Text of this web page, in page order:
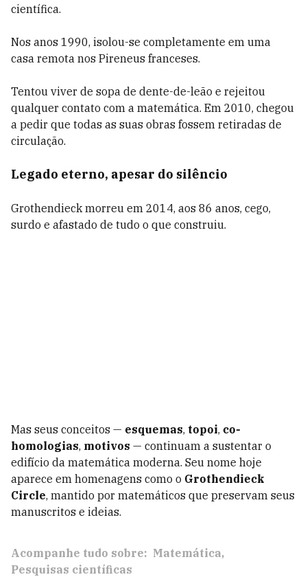
científica.
Nos anos 1990, isolou-se completamente em uma
casa remota nos Pireneus franceses.
Tentou viver de sopa de dente-de-leão e rejeitou
qualquer contato com a matemática. Em 2010, chegou
a pedir que todas as suas obras fossem retiradas de
circulação.
Legado eterno, apesar do silêncio
Grothendieck morreu em 2014, aos 86 anos, cego,
surdo e afastado de tudo o que construiu.
Mas seus conceitos — esquemas, topoi, co-
homologias, motivos — continuam a sustentar o
edifício da matemática moderna. Seu nome hoje
aparece em homenagens como o Grothendieck
Circle, mantido por matemáticos que preservam seus
manuscritos e ideias.
Acompanhe tudo sobre: Matemática
Pesquisas científicas